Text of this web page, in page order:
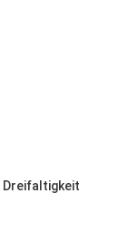
Dreifaltigkeit